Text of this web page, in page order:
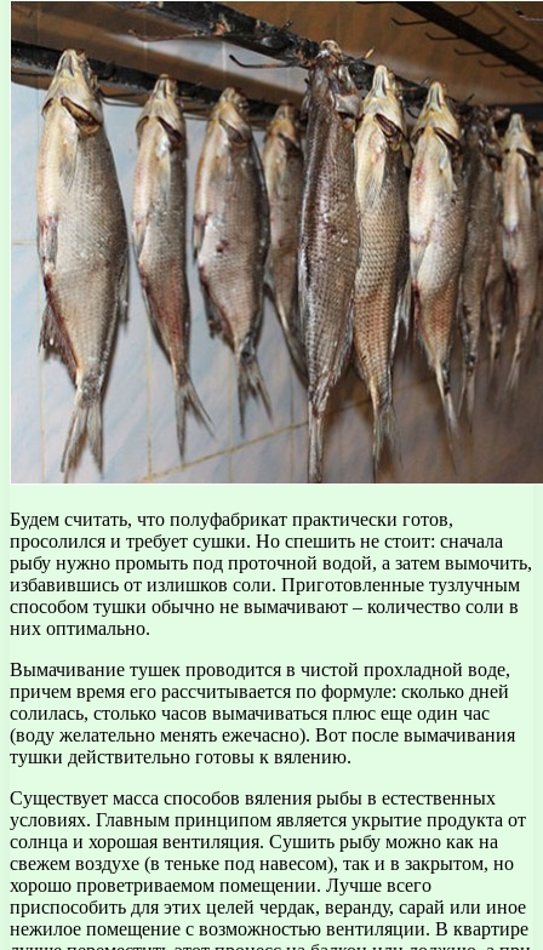
Будем считать, что полуфабрикат практически готов,
просолился и требует сушки. Но спешить не стоит: сначала
рыбу нужно промыть под проточной водой, а затем вымочить,
избавившись от излишков соли. Приготовленные тузлучным
способом тушки обычно не вымачивают – количество соли в
них оптимально.
Вымачивание тушек проводится в чистой прохладной воде,
причем время его рассчитывается по формуле: сколько дней
солилась, столько часов вымачиваться плюс еще один час
(воду желательно менять ежечасно). Вот после вымачивания
тушки действительно готовы к вялению.
Существует масса способов вяления рыбы в естественных
условиях. Главным принципом является укрытие продукта от
солнца и хорошая вентиляция. Сушить рыбу можно как на
свежем воздухе (в теньке под навесом), так и в закрытом, но
хорошо проветриваемом помещении. Лучше всего
приспособить для этих целей чердак, веранду, сарай или иное
нежилое помещение с возможностью вентиляции. В квартире